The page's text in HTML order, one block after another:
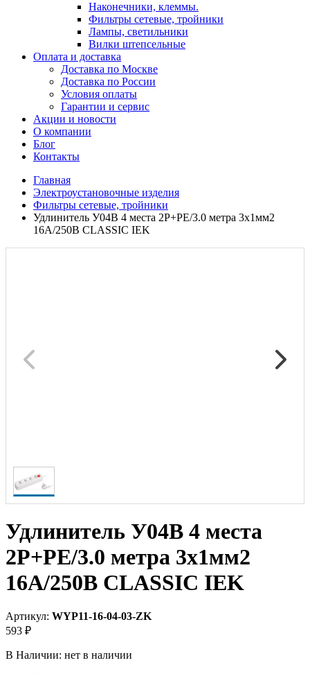
Наконечники, клеммы.
Фильтры сетевые, тройники
Лампы, светильники
Вилки штепсельные
Оплата и доставка
Доставка по Москве
Доставка по России
Условия оплаты
Гарантии и сервис
Акции и новости
О компании
Блог
Контакты
Главная
Электроустановочные изделия
Фильтры сетевые, тройники
Удлинитель У04В 4 места 2Р+РЕ/3.0 метра 3х1мм2
16А/250В CLASSIC IEK
Удлинитель У04В 4 места
2Р+РЕ/3.0 метра 3х1мм2
16А/250В CLASSIC IEK
Артикул: WYP11-16-04-03-ZK
593 ₽
В Наличии: нет в наличии